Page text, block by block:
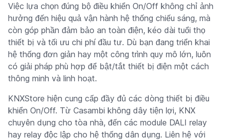
Việc lựa chọn đúng bộ điều khiển On/Off không chỉ ảnh
hưởng đến hiệu quả vận hành hệ thống chiếu sáng, mà
còn góp phần đảm bảo an toàn điện, kéo dài tuổi thọ
thiết bị và tối ưu chi phí đầu tư. Dù bạn đang triển khai
hệ thống đơn giản hay một công trình quy mô lớn, luôn
có giải pháp phù hợp để bật/tắt thiết bị điện một cách
thông minh và linh hoạt.
KNXStore hiện cung cấp đầy đủ các dòng thiết bị điều
khiển On/Off. Từ Casambi không dây tiện lợi, KNX
chuyên dụng cho tòa nhà, đến các module DALI relay
hay relay độc lập cho hệ thống dân dụng. Liên hệ với